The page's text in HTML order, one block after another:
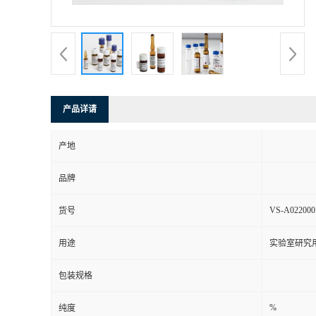
产品详请
产地
品牌
货号 VS-A022000
用途 实验室研究
包装规格
纯度 %